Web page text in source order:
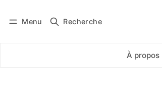
Menu Recherche
À propos
Se connecter